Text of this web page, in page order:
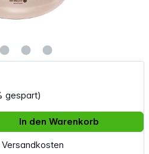
gespart)
den gewünschten
In den Warenkorb